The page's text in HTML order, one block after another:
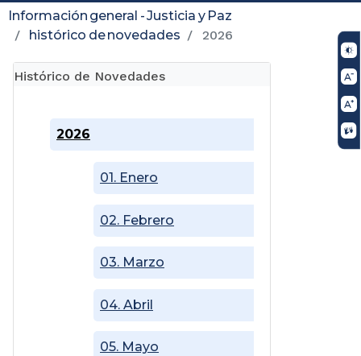
Información general - Justicia y Paz
histórico de novedades
2026
Histórico de Novedades
2026
01. Enero
02. Febrero
03. Marzo
04. Abril
05. Mayo